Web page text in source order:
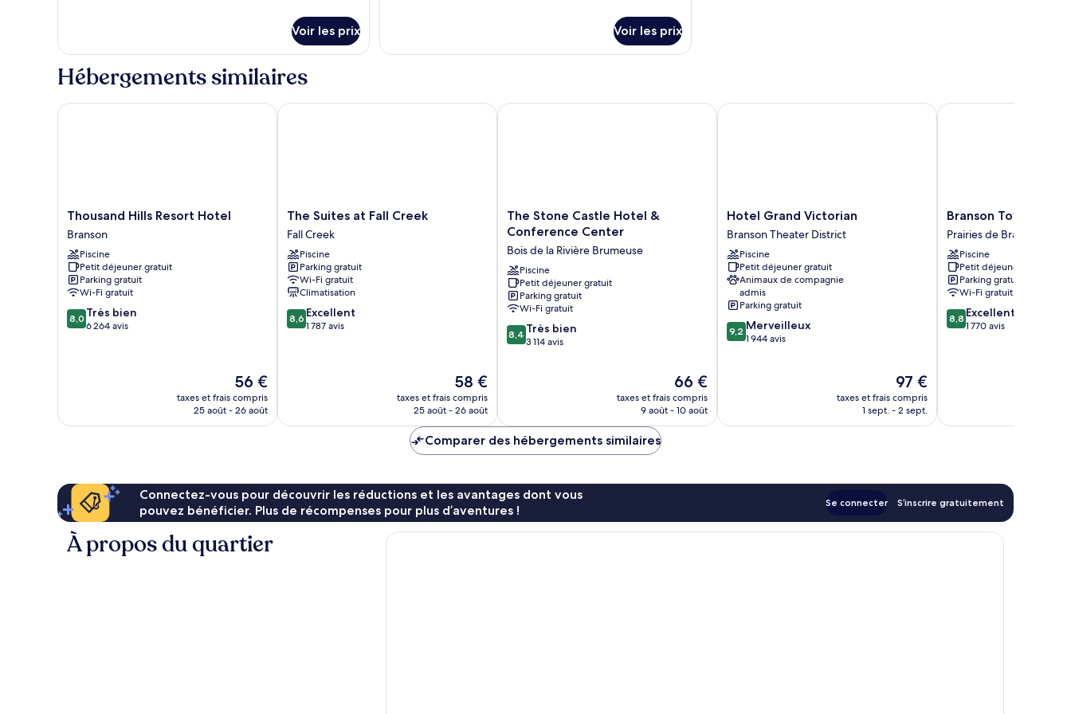
chambre
le
type
de
Villa,
Voir les prix
2
le
Villa
Voir les prix
Hébergements similaires
Thousand
Hills
Resort
Hotel
Branson
Thousand Hills Resort Hotel
Branson
Piscine
Petit déjeuner gratuit
Parking gratuit
Wi-Fi gratuit
8.0
sur
8,0 Très bien
6 264 avis
Le
nouveau
prix
56 €
taxes et frais compris
25 août - 26 août
Thousand Hills Resort Hotel
The
Suites
at
Fall
Creek
Fall
Creek
The Suites at Fall Creek
Fall Creek
Piscine
Parking gratuit
Wi-Fi gratuit
Climatisation
8.6
sur
8,6 Excellent
1 787 avis
Le
nouveau
prix
de
58 €
58 €
taxes et frais compris
25 août - 26 août
The Suites at Fall Creek
The
Stone
Hotel
&
Conference
Center
Bois
de
la
The Stone Castle Hotel &
Conference Center
Bois de la Rivière Brumeuse
Piscine
Petit déjeuner gratuit
Parking gratuit
Wi-Fi gratuit
8.4
sur
8,4 Très bien
3 114 avis
Le
nouveau
prix
66 €
taxes et frais compris
9 août - 10 août
The Stone Castle Hotel & Conference Center
Hotel
Grand
Victorian
Branson
Theater
District
Hotel Grand Victorian
Branson Theater District
Piscine
Petit déjeuner gratuit
Animaux de compagnie
admis
Parking gratuit
9.2
sur
9,2 Merveilleux
1 944 avis
Le
nouveau
prix
97 €
taxes et frais compris
1 sept. - 2 sept.
Hotel Grand Victorian
Branson
Towers
Hotel
Prairies
de
Branson
Branson Towers
Prairies de Branson
Piscine
Petit déjeuner gratuit
Parking gratuit
Wi-Fi gratuit
8.8
sur
8,8 Excellent
1 770 avis
Branson Towers Hotel
Comparer des hébergements similaires
Connectez-vous pour découvrir les réductions et les avantages dont vous
pouvez bénéficier. Plus de récompenses pour plus d’aventures !
Se connecter S’inscrire gratuitement
À propos du quartier